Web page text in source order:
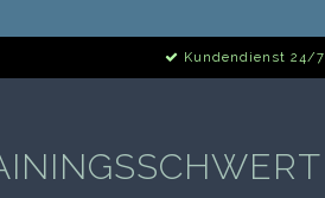
Kundendienst 24/7